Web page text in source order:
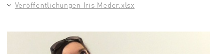
Veröffentlichungen Iris Meder.xlsx